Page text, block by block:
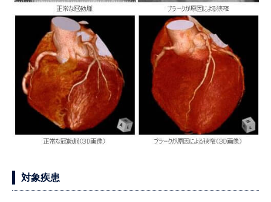
対象疾患